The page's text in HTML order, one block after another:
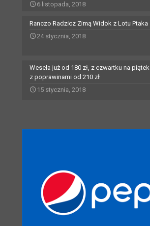
6 listopada, 2018
Ranczo Radzicz Zimą Widok z Lotu Ptaka
24 stycznia, 2018
Wesela już od 180 zł, z czwartku na piątek
z poprawinami od 210 zł
15 stycznia, 2018